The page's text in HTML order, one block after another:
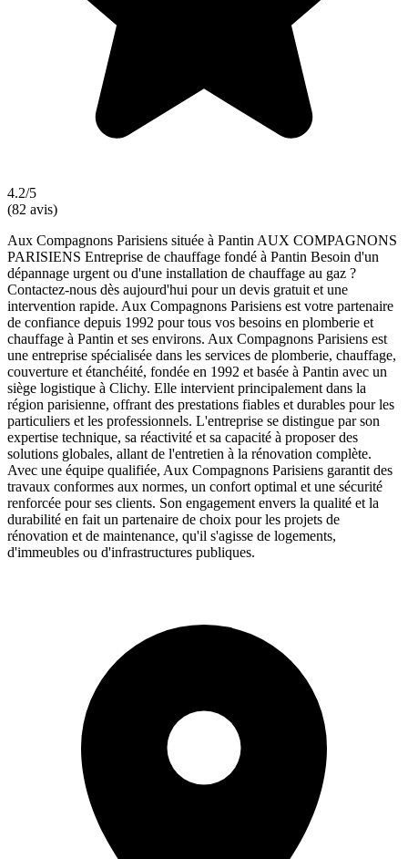
4.2/5
(82 avis)
Aux Compagnons Parisiens située à Pantin AUX COMPAGNONS
PARISIENS Entreprise de chauffage fondé à Pantin Besoin d'un
dépannage urgent ou d'une installation de chauffage au gaz ?
Contactez-nous dès aujourd'hui pour un devis gratuit et une
intervention rapide. Aux Compagnons Parisiens est votre partenaire
de confiance depuis 1992 pour tous vos besoins en plomberie et
chauffage à Pantin et ses environs. Aux Compagnons Parisiens est
une entreprise spécialisée dans les services de plomberie, chauffage,
couverture et étanchéité, fondée en 1992 et basée à Pantin avec un
siège logistique à Clichy. Elle intervient principalement dans la
région parisienne, offrant des prestations fiables et durables pour les
particuliers et les professionnels. L'entreprise se distingue par son
expertise technique, sa réactivité et sa capacité à proposer des
solutions globales, allant de l'entretien à la rénovation complète.
Avec une équipe qualifiée, Aux Compagnons Parisiens garantit des
travaux conformes aux normes, un confort optimal et une sécurité
renforcée pour ses clients. Son engagement envers la qualité et la
durabilité en fait un partenaire de choix pour les projets de
rénovation et de maintenance, qu'il s'agisse de logements,
d'immeubles ou d'infrastructures publiques.